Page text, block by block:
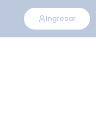
Ingresar